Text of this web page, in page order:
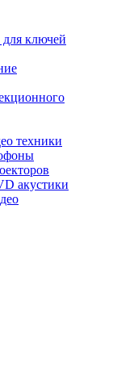
ключей
техники
акустики